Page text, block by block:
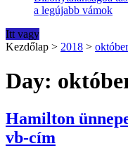
a legújabb vámok
Itt vagy
Kezdőlap > 2018 > október
Day:
Hamilton
vb-cím